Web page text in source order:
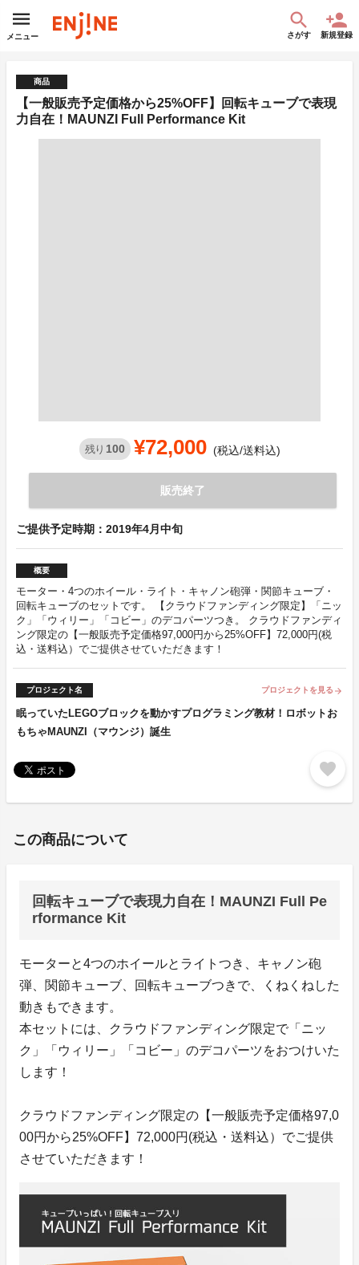
メニュー さがす 新規登録
商品
【一般販売予定価格から25%OFF】回転キューブで表現
力自在！MAUNZI Full Performance Kit
残り 100 ¥72,000 (税込/送料込)
販売終了
ご提供予定時期：2019年4月中旬
概要
モーター・4つのホイール・ライト・キャノン砲弾・関節キューブ・
回転キューブのセットです。 【クラウドファンディング限定】「ニッ
ク」「ウィリー」「コビー」のデコパーツつき。 クラウドファンディ
ング限定の【一般販売予定価格97,000円から25%OFF】72,000円(税
込・送料込）でご提供させていただきます！
プロジェクト名 プロジェクトを見る arrow_forward
眠っていたLEGOブロックを動かすプログラミング教材！ロボットお
もちゃMAUNZI（マウンジ）誕生
favorite
この商品について
回転キューブで表現力自在！MAUNZI Full Pe
rformance Kit
モーターと4つのホイールとライトつき、キャノン砲
弾、関節キューブ、回転キューブつきで、くねくねした
動きもできます。
本セットには、クラウドファンディング限定で「ニッ
ク」「ウィリー」「コビー」のデコパーツをおつけいた
します！
クラウドファンディング限定の【一般販売予定価格97,0
00円から25%OFF】72,000円(税込・送料込）でご提供
させていただきます！